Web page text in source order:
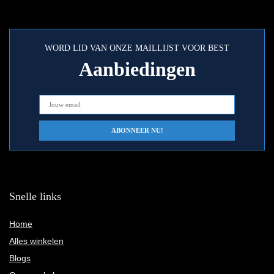
WORD LID VAN ONZE MAILLIJST VOOR BEST
Aanbiedingen
Snelle links
Home
Alles winkelen
Blogs